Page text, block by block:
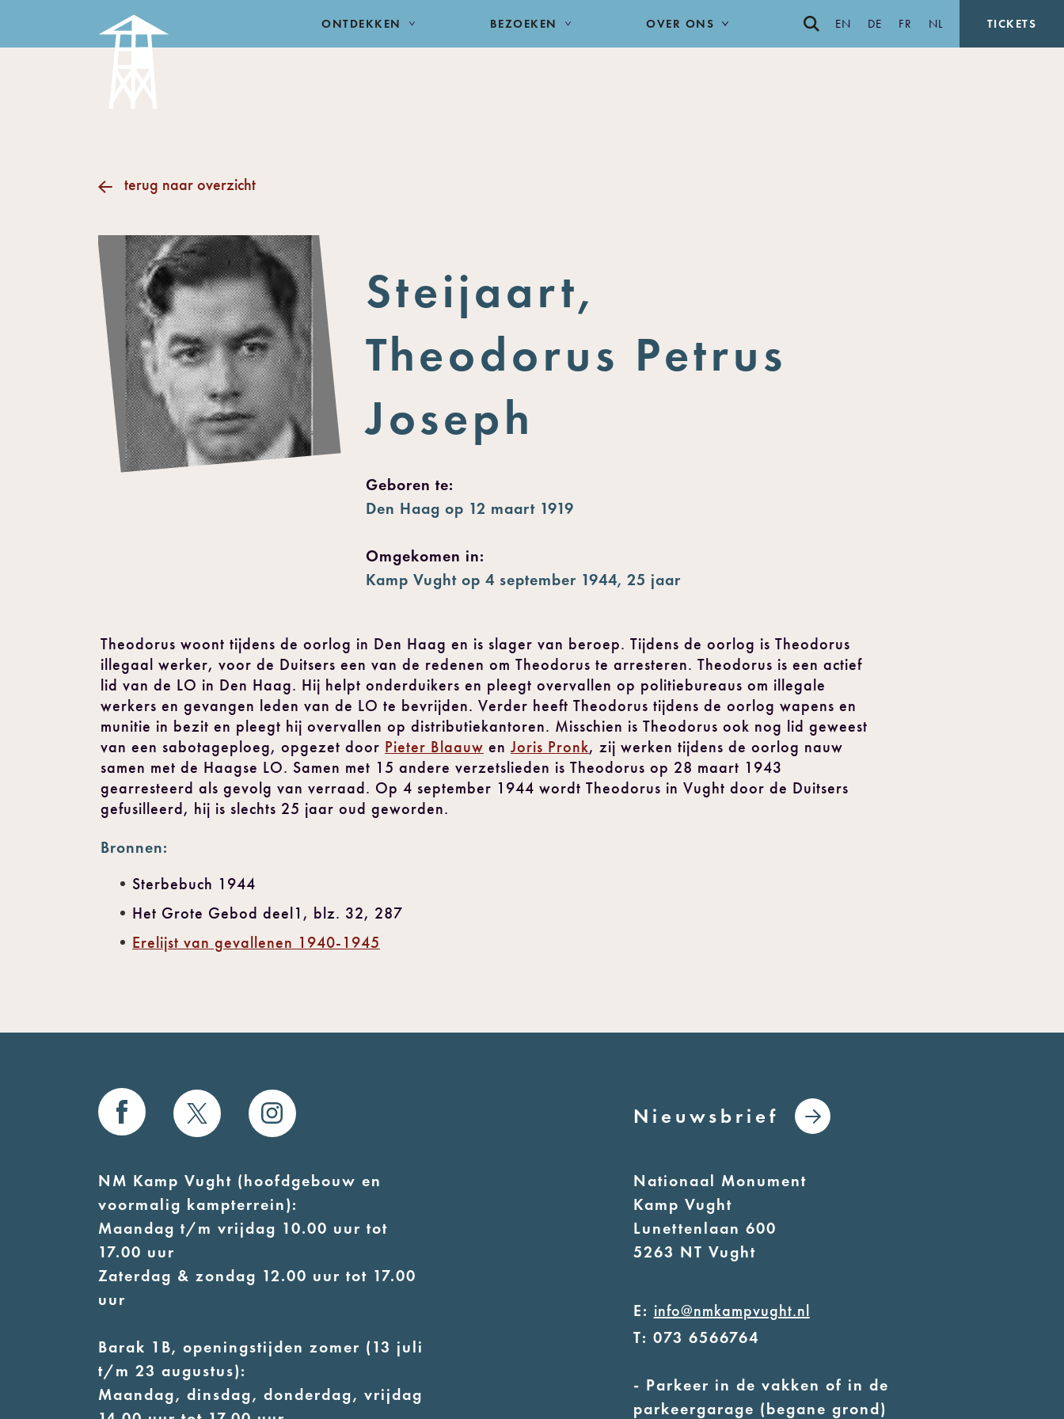
ONTDEKKEN BEZOEKEN OVER ONS EN DE FR NL TICKETS
terug naar overzicht
Steijaart,
Theodorus Petrus
Joseph
Geboren te:
Den Haag op 12 maart 1919
Omgekomen in:
Kamp Vught op 4 september 1944, 25 jaar
Theodorus woont tijdens de oorlog in Den Haag en is slager van beroep. Tijdens de oorlog is Theodorus
illegaal werker, voor de Duitsers een van de redenen om Theodorus te arresteren. Theodorus is een actief
lid van de LO in Den Haag. Hij helpt onderduikers en pleegt overvallen op politiebureaus om illegale
werkers en gevangen leden van de LO te bevrijden. Verder heeft Theodorus tijdens de oorlog wapens en
munitie in bezit en pleegt hij overvallen op distributiekantoren. Misschien is Theodorus ook nog lid geweest
van een sabotageploeg, opgezet door Pieter Blaauw en Joris Pronk, zij werken tijdens de oorlog nauw
samen met de Haagse LO. Samen met 15 andere verzetslieden is Theodorus op 28 maart 1943
gearresteerd als gevolg van verraad. Op 4 september 1944 wordt Theodorus in Vught door de Duitsers
gefusilleerd, hij is slechts 25 jaar oud geworden.
Bronnen:
Sterbebuch 1944
Het Grote Gebod deel1, blz. 32, 287
Erelijst van gevallenen 1940-1945
Nieuwsbrief
NM Kamp Vught (hoofdgebouw en
voormalig kampterrein):
Maandag t/m vrijdag 10.00 uur tot
17.00 uur
Zaterdag & zondag 12.00 uur tot 17.00
uur
Barak 1B, openingstijden zomer (13 juli
t/m 23 augustus):
Maandag, dinsdag, donderdag, vrijdag
Nationaal Monument
Kamp Vught
Lunettenlaan 600
5263 NT Vught
E: info@nmkampvught.nl
T: 073 6566764
- Parkeer in de vakken of in de
parkeergarage (begane grond)